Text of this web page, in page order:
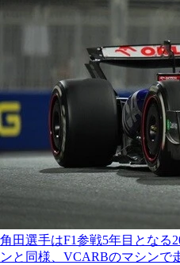
角田選手はF1参戦5年目となる
ンと同様、VCARBのマシンで